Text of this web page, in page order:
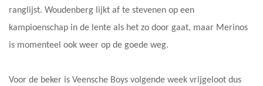
ranglijst. Woudenberg lijkt af te stevenen op een
kampioenschap in de lente als het zo door gaat, maar Merinos
is momenteel ook weer op de goede weg.
Voor de beker is Veensche Boys volgende week vrijgeloot dus